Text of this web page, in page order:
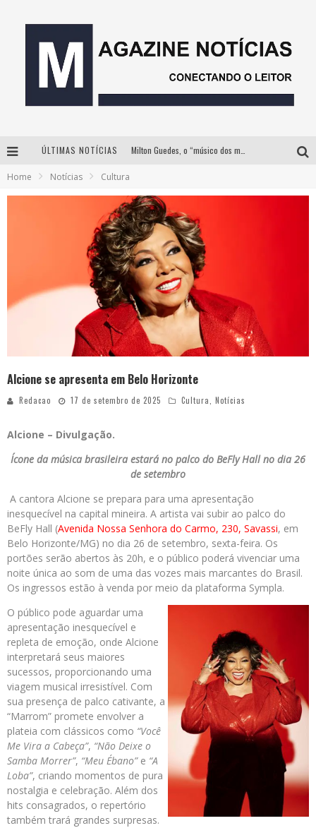
ÚLTIMAS NOTÍCIAS
Home Notícias Cultura
Alcione se apresenta em Belo Horizonte
Redacao 17 de setembro de 2025 Cultura, Notícias
Alcione – Divulgação.
Ícone da música brasileira estará no palco do BeFly Hall no dia 26
de setembro
A cantora Alcione se prepara para uma apresentação
inesquecível na capital mineira. A artista vai subir ao palco do
BeFly Hall (Avenida Nossa Senhora do Carmo, 230, Savassi, em
Belo Horizonte/MG) no dia 26 de setembro, sexta-feira. Os
portões serão abertos às 20h, e o público poderá vivenciar uma
noite única ao som de uma das vozes mais marcantes do Brasil.
Os ingressos estão à venda por meio da plataforma Sympla.
O público pode aguardar uma
apresentação inesquecível e
repleta de emoção, onde Alcione
interpretará seus maiores
sucessos, proporcionando uma
viagem musical irresistível. Com
sua presença de palco cativante, a
“Marrom” promete envolver a
plateia com clássicos como “Você
Me Vira a Cabeça”, “Não Deixe o
Samba Morrer”, “Meu Ébano”e “A
Loba”, criando momentos de pura
nostalgia e celebração. Além dos
hits consagrados, o repertório
também trará grandes surpresas.